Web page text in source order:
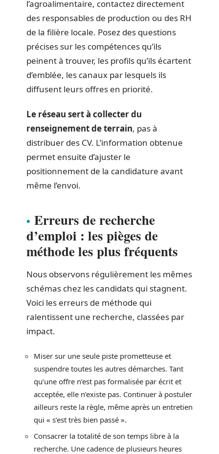
l’agroalimentaire, contactez directement
des responsables de production ou des RH
de la filière locale. Posez des questions
précises sur les compétences qu’ils
peinent à trouver, les profils qu’ils écartent
d’emblée, les canaux par lesquels ils
diffusent leurs offres en priorité.
Le réseau sert à collecter du
renseignement de terrain, pas à
distribuer des CV. L’information obtenue
permet ensuite d’ajuster le
positionnement de la candidature avant
même l’envoi.
Erreurs de recherche
d’emploi : les pièges de
méthode les plus fréquents
Nous observons régulièrement les mêmes
schémas chez les candidats qui stagnent.
Voici les erreurs de méthode qui
ralentissent une recherche, classées par
impact.
Miser sur une seule piste prometteuse et
suspendre toutes les autres démarches. Tant
qu’une offre n’est pas formalisée par écrit et
acceptée, elle n’existe pas. Continuer à postuler
ailleurs reste la règle, même après un entretien
qui « s’est très bien passé ».
Consacrer la totalité de son temps libre à la
recherche. Une cadence de plusieurs heures